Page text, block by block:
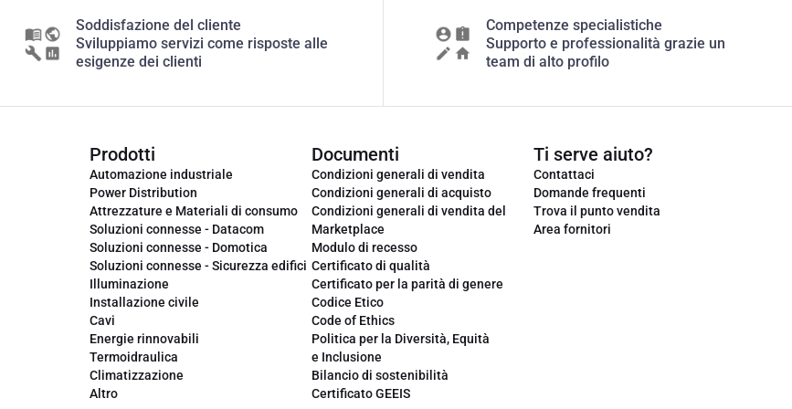
Soddisfazione del cliente
Sviluppiamo servizi come risposte alle
esigenze dei clienti
Competenze specialistiche
Supporto e professionalità grazie un
team di alto profilo
Prodotti
Automazione industriale
Power Distribution
Attrezzature e Materiali di consumo
Soluzioni connesse - Datacom
Soluzioni connesse - Domotica
Soluzioni connesse - Sicurezza edifici
Illuminazione
Installazione civile
Cavi
Energie rinnovabili
Termoidraulica
Climatizzazione
Altro
Documenti
Condizioni generali di vendita
Condizioni generali di acquisto
Condizioni generali di vendita del
Marketplace
Modulo di recesso
Certificato di qualità
Certificato per la parità di genere
Codice Etico
Code of Ethics
Politica per la Diversità, Equità
e Inclusione
Bilancio di sostenibilità
Certificato GEEIS
Ti serve aiuto?
Contattaci
Domande frequenti
Trova il punto vendita
Area fornitori